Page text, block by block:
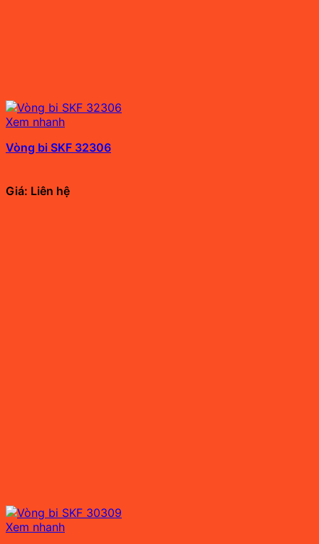
Xem nhanh
Vòng bi SKF 32306
Giá: Liên hệ
Xem nhanh